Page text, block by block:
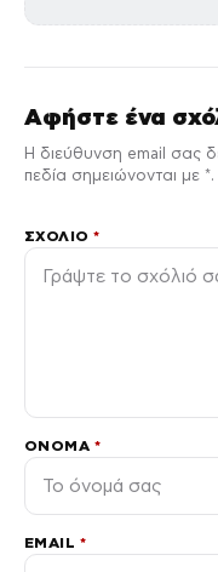
Αφήστε ένα
Η διεύθυνση email σας
πεδία σημειώνονται με *.
ΣΧΌΛΙΟ*
ΌΝΟΜΑ *
EMAIL *